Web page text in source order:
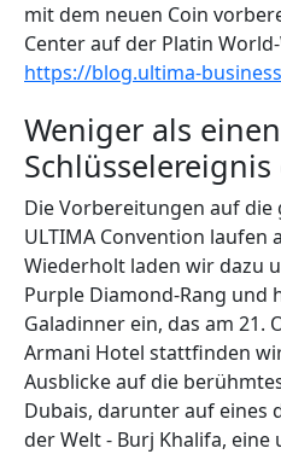
mit dem neuen Coin
Center auf der Platin
https://blog.ultima-
Weniger als
Schlüsselereignis
Die Vorbereitungen auf
ULTIMA Convention laufen
Wiederholt laden wir dazu
Purple Diamond-Rang und
Galadinner ein, das am 21.
Armani Hotel stattfinden
Ausblicke auf die
Dubais, darunter auf eines
der Welt - Burj Khalifa,